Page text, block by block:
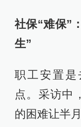
社保“难保”
生”
职工安置
点。采访中
的困难让半